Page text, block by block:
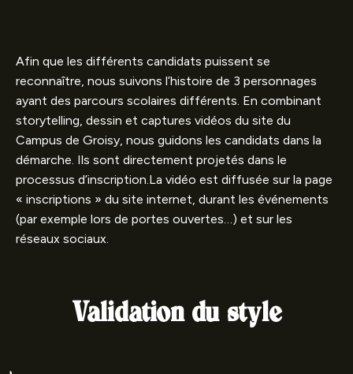
Afin que les différents candidats puissent se
reconnaître, nous suivons l’histoire de 3 personnages
ayant des parcours scolaires différents. En combinant
storytelling, dessin et captures vidéos du site du
Campus de Groisy, nous guidons les candidats dans la
démarche. Ils sont directement projetés dans le
processus d’inscription.La vidéo est diffusée sur la page
« inscriptions » du site internet, durant les événements
(par exemple lors de portes ouvertes…) et sur les
réseaux sociaux.
Validation du style